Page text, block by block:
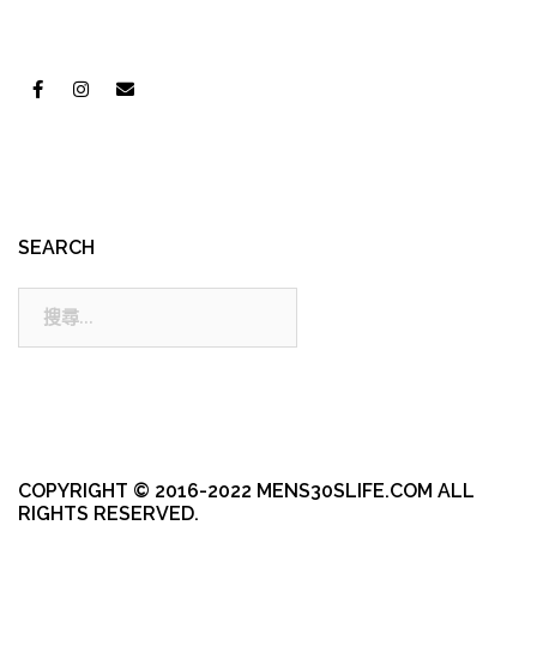
SEARCH
COPYRIGHT © 2016-2022 MENS30SLIFE.COM ALL
RIGHTS RESERVED.